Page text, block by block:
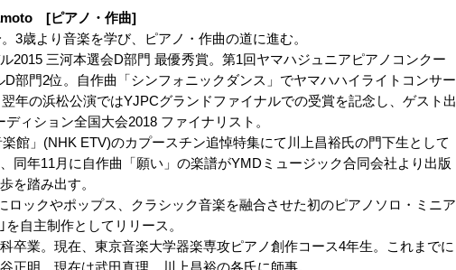
[ピアノ・作曲]
3歳より音楽を学び、ピアノ・作曲の道に進む。
2015 三河本選会D部門 最優秀賞。第1回ヤマハジュニアピアノコンクー
D部門2位。自作曲「シンフォニックダンス」でヤマハハイライトコンサー
年の浜松公演ではYJPCグランドファイナルでの受賞を記念し、ゲスト出
ィション全国大会2018 ファイナリスト。
館」(NHK ETV)のカプースチン追悼特集にて川上昌裕氏の門下生として
同年11月に自作曲「願い」の楽譜がYMDミュージック合同会社より出版
を踏み出す。
ロックやポップス、クラシック音楽を融合させた初のピアノソロ・ミニア
自主制作としてリリース。
卒業。現在、東京音楽大学器楽専攻ピアノ創作コース4年生。これまでに